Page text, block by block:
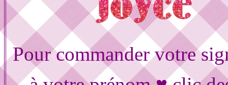
Pour commander votre